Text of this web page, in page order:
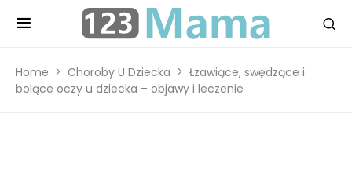
Home Choroby U Dziecka
Łzawiące, swędzące i
bolące oczy u dziecka – objawy i leczenie